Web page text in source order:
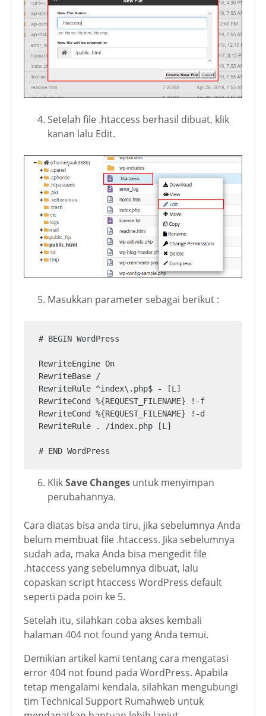
Setelah file .htaccess berhasil dibuat, klik
kanan lalu Edit.
Masukkan parameter sebagai berikut :
# BEGIN WordPress
RewriteEngine On
RewriteBase /
RewriteRule ^index\.php$ - [L]
RewriteCond %{REQUEST_FILENAME} !-f
RewriteCond %{REQUEST_FILENAME} !-d
RewriteRule . /index.php [L]
# END WordPress
KlikSave Changes untuk menyimpan
perubahannya.
Cara diatas bisa anda tiru, jika sebelumnya Anda
belum membuat file .htaccess. Jika sebelumnya
sudah ada, maka Anda bisa mengedit file
.htaccess yang sebelumnya dibuat, lalu
copaskan script htaccess WordPress default
seperti pada poin ke 5.
Setelah itu, silahkan coba akses kembali
halaman 404 not found yang Anda temui.
Demikian artikel kami tentang cara mengatasi
error 404 not found pada WordPress. Apabila
tetap mengalami kendala, silahkan mengubungi
tim Technical Support Rumahweb untuk